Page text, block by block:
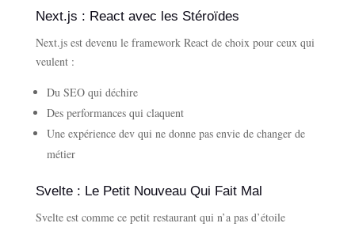
Next.js : React avec les Stéroïdes
Next.js est devenu le framework React de choix pour ceux qui
veulent :
Du SEO qui déchire
Des performances qui claquent
Une expérience dev qui ne donne pas envie de changer de
métier
Svelte : Le Petit Nouveau Qui Fait Mal
Svelte est comme ce petit restaurant qui n’a pas d’étoile